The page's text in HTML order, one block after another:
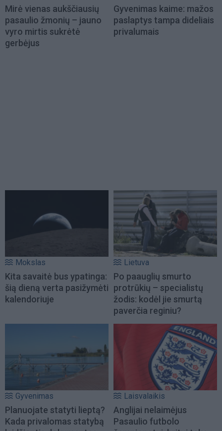
Mirė vienas aukščiausių
pasaulio žmonių – jauno
vyro mirtis sukrėtė
gerbėjus
Gyvenimas kaime: mažos
paslaptys tampa dideliais
privalumais
Mokslas
Kita savaitė bus ypatinga:
šią dieną verta pasižymėti
kalendoriuje
Lietuva
Po paauglių smurto
protrūkių – specialistų
žodis: kodėl jie smurtą
paverčia reginiu?
Gyvenimas
Planuojate statyti lieptą?
Kada privalomas statybą
Laisvalaikis
Anglijai nelaimėjus
Pasaulio futbolo